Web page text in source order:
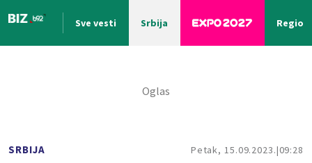
Sve vesti Srbija Region
SRBIJA Petak, 15.09.2023. 09:28